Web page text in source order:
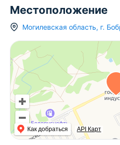
Местоположение
Могилевская область, г.
Как добраться API Карт